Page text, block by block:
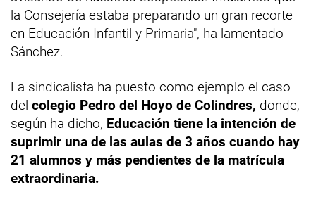
la Consejería estaba preparando un gran recorte
en Educación Infantil y Primaria", ha lamentado
Sánchez.
La sindicalista ha puesto como ejemplo el caso
del colegio Pedro del Hoyo de Colindres, donde,
según ha dicho, Educación tiene la intención de
suprimir una de las aulas de 3 años cuando hay
21 alumnos y más pendientes de la matrícula
extraordinaria.